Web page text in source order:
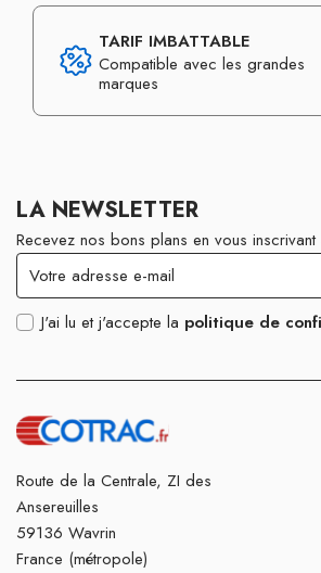
TARIF IMBATTABLE
Compatible avec les grandes
marques
LA NEWSLETTER
Recevez nos bons plans en vous
J'ai lu et j'accepte la politique de
Route de la Centrale, ZI des
Ansereuilles
59136 Wavrin
France (métropole)